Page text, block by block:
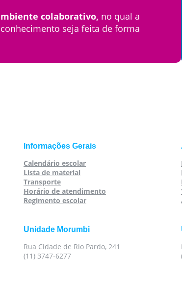
colaborativo, no qual a
seja feita de forma
Informações Gerais
Calendário escolar
Lista de material
Transporte
Horário de atendimento
Regimento escolar
Unidade Morumbi
Rua Cidade de Rio Pardo, 241
(11) 3747-6277